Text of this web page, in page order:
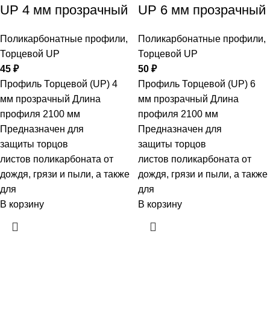
UP 4 мм прозрачный
Поликарбонатные профили,
Торцевой UP
45 ₽
Профиль Торцевой (UP) 4
мм прозрачный Длина
профиля 2100 мм
Предназначен для
защиты торцов
листов поликарбоната от
дождя, грязи и пыли, а также
для
В корзину
UP 6 мм прозрачный
Поликарбонатные профили,
Торцевой UP
50 ₽
Профиль Торцевой (UP) 6
мм прозрачный Длина
профиля 2100 мм
Предназначен для
защиты торцов
листов поликарбоната от
дождя, грязи и пыли, а также
для
В корзину